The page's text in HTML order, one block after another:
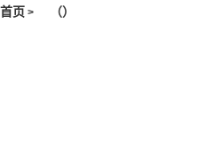
首页 > （）